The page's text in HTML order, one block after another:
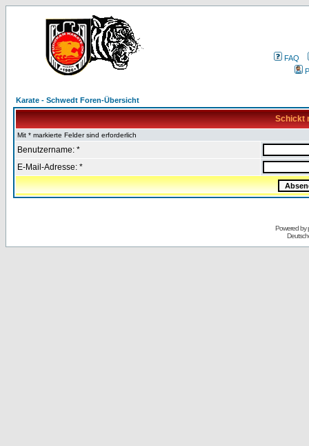
FAQ
Karate - Schwedt Foren-Übersicht
Schickt
Mit * markierte Felder sind erforderlich
Benutzername: *
E-Mail-Adresse: *
Powered by